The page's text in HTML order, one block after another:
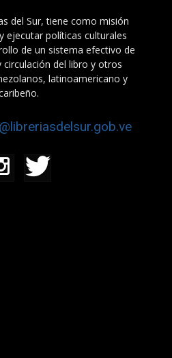
del Sur, tiene como misión
ejecutar políticas culturales
de un sistema efectivo de
del libro y otros
latinoamericano y